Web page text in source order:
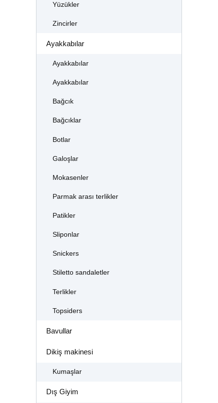
Yüzükler
Zincirler
Ayakkabılar
Ayakkabılar
Ayakkabılar
Bağcık
Bağcıklar
Botlar
Galoşlar
Mokasenler
Parmak arası terlikler
Patikler
Sliponlar
Snickers
Stiletto sandaletler
Terlikler
Topsiders
Bavullar
Dikiş makinesi
Kumaşlar
Dış Giyim